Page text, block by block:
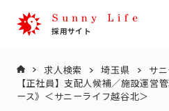
求人検索 埼玉県
サ
【正社員】支配人候補／施設運営
ース》＜サニーライフ越谷北＞